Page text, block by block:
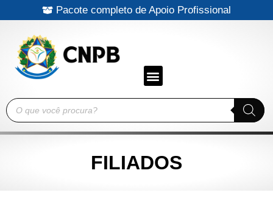
Pacote completo de Apoio Profissional
FILIADOS